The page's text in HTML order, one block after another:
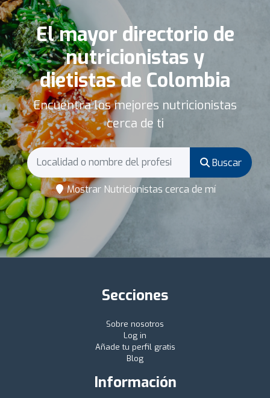
El mayor directorio de
nutricionistas y
dietistas de Colombia
Encuentra los mejores nutricionistas
cerca de ti
Buscar
Mostrar Nutricionistas cerca de mí
Secciones
Sobre nosotros
Log in
Añade tu perfil gratis
Blog
Información